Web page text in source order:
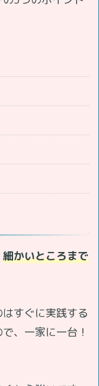
細かいところまで
すぐに実践する
、一家に一台！